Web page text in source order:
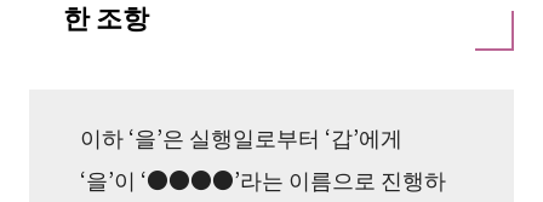
한 조항
이하 ‘을’은 실행일로부터 ‘갑’에게
‘을’이 ‘●●●●’라는 이름으로 진행하